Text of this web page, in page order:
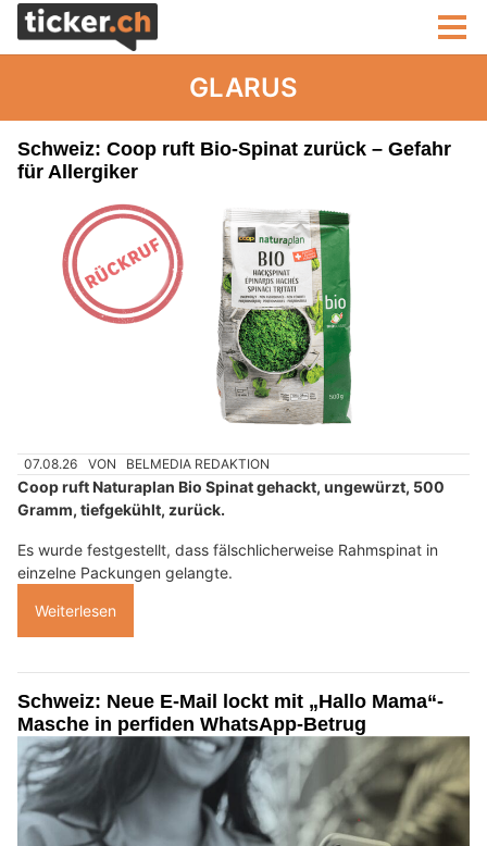
GLARUS
Schweiz: Coop ruft Bio-Spinat zurück – Gefahr
für Allergiker
07.08.26 VON BELMEDIA REDAKTION
Coop ruft Naturaplan Bio Spinat gehackt, ungewürzt, 500
Gramm, tiefgekühlt, zurück.
Es wurde festgestellt, dass fälschlicherweise Rahmspinat in
einzelne Packungen gelangte.
Weiterlesen
Schweiz: Neue E-Mail lockt mit „Hallo Mama“-
Masche in perfiden WhatsApp-Betrug